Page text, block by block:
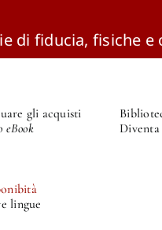
di fiducia, fisiche e
gli acquisti
eBook
lingue